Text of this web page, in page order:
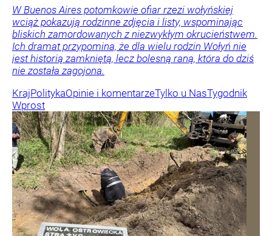
W Buenos Aires potomkowie ofiar rzezi wołyńskiej
wciąż pokazują rodzinne zdjęcia i listy, wspominając
bliskich zamordowanych z niezwykłym okrucieństwem.
Ich dramat przypomina, że dla wielu rodzin Wołyń nie
jest historią zamkniętą, lecz bolesną raną, która do dziś
nie została zagojona.
KrajPolitykaOpinie i komentarzeTylko u NasTygodnik
Wprost